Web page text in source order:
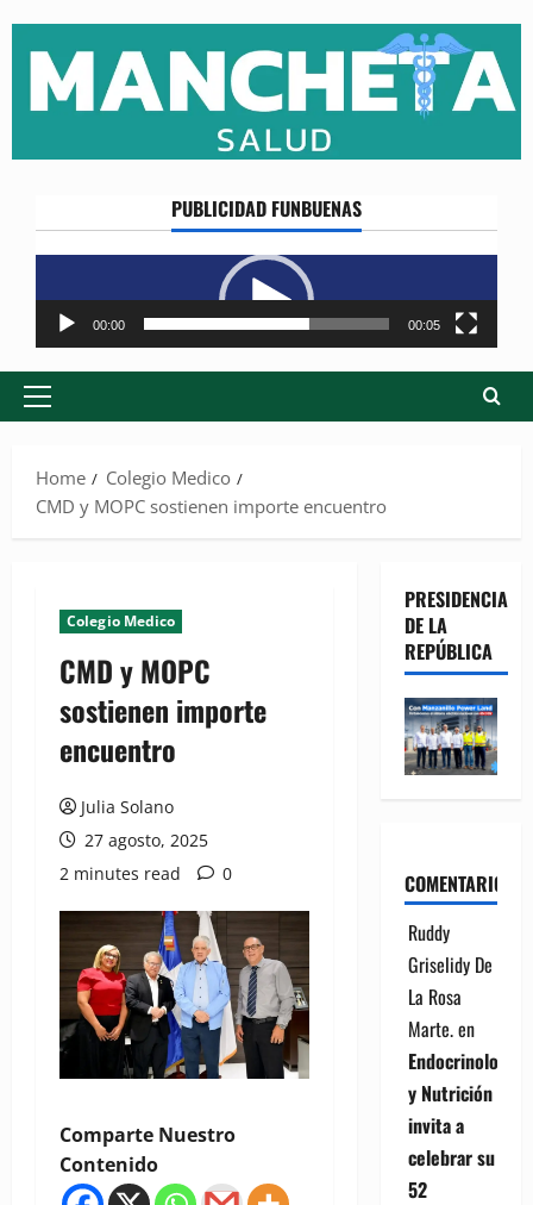
content
PUBLICIDAD FUNBUENAS
Reproductor
de
vídeo
00:00 00:05
Primary
Home
Colegio Medico
CMD y MOPC sostienen importe encuentro
Colegio Medico
CMD y MOPC
sostienen importe
encuentro
Julia Solano
27 agosto, 2025
2 minutes read
0
Comparte Nuestro
Contenido
PRESIDENCIA
DE LA
REPÚBLICA
COMENTARIOS
Ruddy
Griselidy De
La Rosa
Marte.en
Endocrinología
y Nutrición
invita a
celebrar su
52